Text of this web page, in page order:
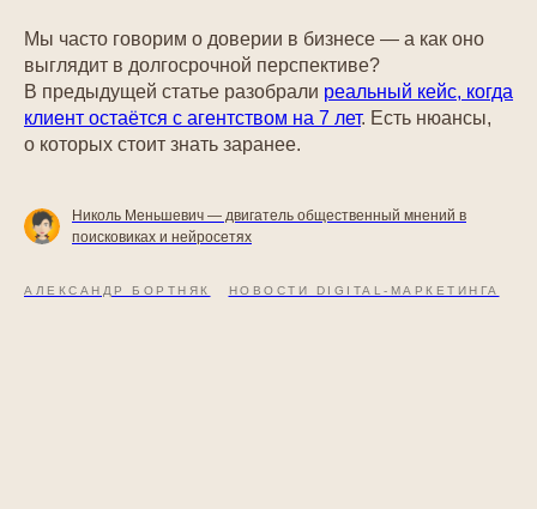
Мы часто говорим о доверии в бизнесе — а как оно
выглядит в долгосрочной перспективе?
В предыдущей статье разобрали реальный кейс, когда
клиент остаётся с агентством на 7 лет. Есть нюансы,
о которых стоит знать заранее.
Николь Меньшевич — двигатель общественный мнений в
поисковиках и нейросетях
АЛЕКСАНДР БОРТНЯК НОВОСТИ DIGITAL-МАРКЕТИНГА